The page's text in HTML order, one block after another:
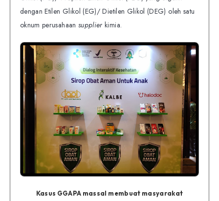
dengan Etilen Glikol (EG)/ Dietilen Glikol (DEG) oleh satu
oknum perusahaan supplierkimia.
Kasus GGAPA massal membuat masyarakat